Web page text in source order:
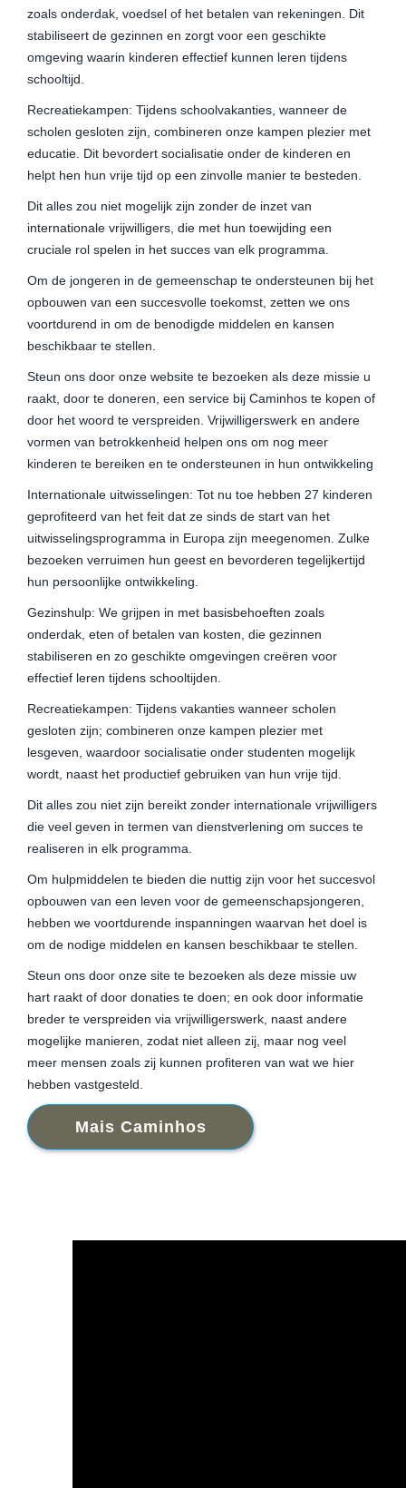
zoals onderdak, voedsel of het betalen van rekeningen. Dit
stabiliseert de gezinnen en zorgt voor een geschikte
omgeving waarin kinderen effectief kunnen leren tijdens
schooltijd.
Recreatiekampen: Tijdens schoolvakanties, wanneer de
scholen gesloten zijn, combineren onze kampen plezier met
educatie. Dit bevordert socialisatie onder de kinderen en
helpt hen hun vrije tijd op een zinvolle manier te besteden.
Dit alles zou niet mogelijk zijn zonder de inzet van
internationale vrijwilligers, die met hun toewijding een
cruciale rol spelen in het succes van elk programma.
Om de jongeren in de gemeenschap te ondersteunen bij het
opbouwen van een succesvolle toekomst, zetten we ons
voortdurend in om de benodigde middelen en kansen
beschikbaar te stellen.
Steun ons door onze website te bezoeken als deze missie u
raakt, door te doneren, een service bij Caminhos te kopen of
door het woord te verspreiden. Vrijwilligerswerk en andere
vormen van betrokkenheid helpen ons om nog meer
kinderen te bereiken en te ondersteunen in hun ontwikkeling
Internationale uitwisselingen: Tot nu toe hebben 27 kinderen
geprofiteerd van het feit dat ze sinds de start van het
uitwisselingsprogramma in Europa zijn meegenomen. Zulke
bezoeken verruimen hun geest en bevorderen tegelijkertijd
hun persoonlijke ontwikkeling.
Gezinshulp: We grijpen in met basisbehoeften zoals
onderdak, eten of betalen van kosten, die gezinnen
stabiliseren en zo geschikte omgevingen creëren voor
effectief leren tijdens schooltijden.
Recreatiekampen: Tijdens vakanties wanneer scholen
gesloten zijn; combineren onze kampen plezier met
lesgeven, waardoor socialisatie onder studenten mogelijk
wordt, naast het productief gebruiken van hun vrije tijd.
Dit alles zou niet zijn bereikt zonder internationale vrijwilligers
die veel geven in termen van dienstverlening om succes te
realiseren in elk programma.
Om hulpmiddelen te bieden die nuttig zijn voor het succesvol
opbouwen van een leven voor de gemeenschapsjongeren,
hebben we voortdurende inspanningen waarvan het doel is
om de nodige middelen en kansen beschikbaar te stellen.
Steun ons door onze site te bezoeken als deze missie uw
hart raakt of door donaties te doen; en ook door informatie
breder te verspreiden via vrijwilligerswerk, naast andere
mogelijke manieren, zodat niet alleen zij, maar nog veel
meer mensen zoals zij kunnen profiteren van wat we hier
hebben vastgesteld.
Mais Caminhos